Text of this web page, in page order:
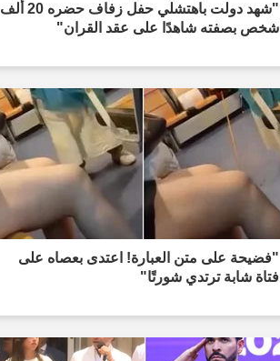
"شهد دولت باهتشلي حفل زفاف حضره 20 ألف
شخص بصفته شاهدًا على عقد القران"
"فضيحة على متن العبارة! اعتدى بعصاه على
فتاة شابة ترتدي شورتًا"